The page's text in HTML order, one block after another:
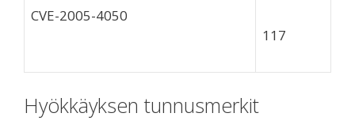
CVE-2005-4050
117
Hyökkäyksen tunnusmerkit